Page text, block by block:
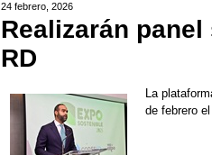
24 febrero, 2026
Realizarán
RD
La
de febrero